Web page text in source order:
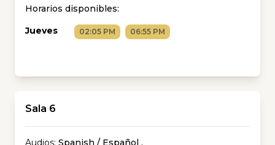
Horarios disponibles:
Jueves
02:05 PM 06:55 PM
Sala 6
Audios: Spanish / Español .